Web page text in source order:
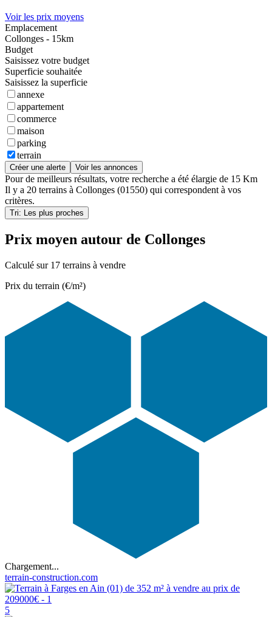
Voir les prix moyens
Emplacement
Collonges - 15km
Budget
Saisissez votre budget
Superficie souhaitée
Saisissez la superficie
annexe
appartement
commerce
maison
parking
terrain
Créer une alerte Voir les annonces
Pour de meilleurs résultats, votre recherche a été élargie de 15 Km
Il y a 20 terrains à Collonges (01550) qui correspondent à vos
critères.
Tri: Les plus proches
Prix moyen autour de Collonges
Calculé sur 17 terrains à vendre
Prix du terrain (€/m²)
Chargement...
terrain-construction.com
5